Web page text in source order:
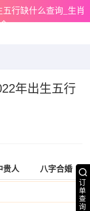
行缺什么查询_生肖
订
单
查
询
年出生五行
贵人 八字合婚